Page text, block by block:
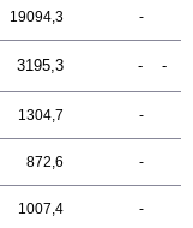
19094,3 -
3195,3 - -
1304,7 -
872,6 -
1007,4 -